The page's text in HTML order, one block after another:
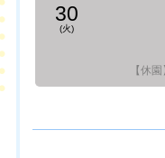
30
(火)
【休園